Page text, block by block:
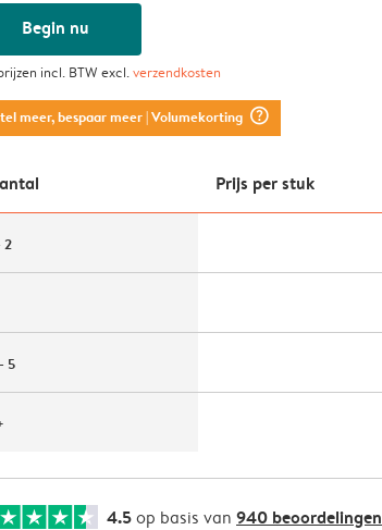
Begin nu
incl. BTW excl.verzendkosten
meer, bespaar meer| Volumekorting question_mark_circle
Prijs per stuk
2
5
4.5op basis van 940 beoordelingen